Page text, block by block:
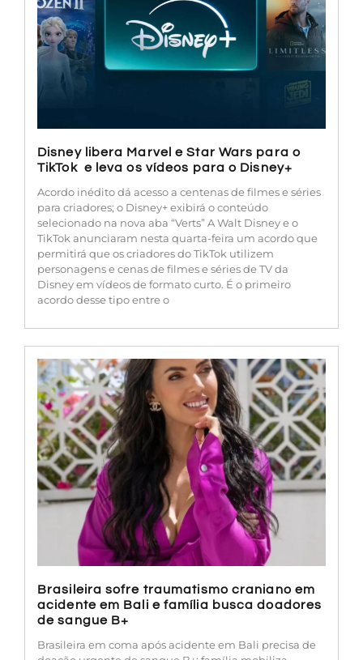
Disney libera Marvel e Star Wars para o
TikTok e leva os vídeos para o Disney+
Acordo inédito dá acesso a centenas de filmes e séries
para criadores; o Disney+ exibirá o conteúdo
selecionado na nova aba “Verts” A Walt Disney e o
TikTok anunciaram nesta quarta-feira um acordo que
permitirá que os criadores do TikTok utilizem
personagens e cenas de filmes e séries de TV da
Disney em vídeos de formato curto. É o primeiro
acordo desse tipo entre o
Brasileira sofre traumatismo craniano em
acidente em Bali e família busca doadores
de sangue B+
Brasileira em coma após acidente em Bali precisa de